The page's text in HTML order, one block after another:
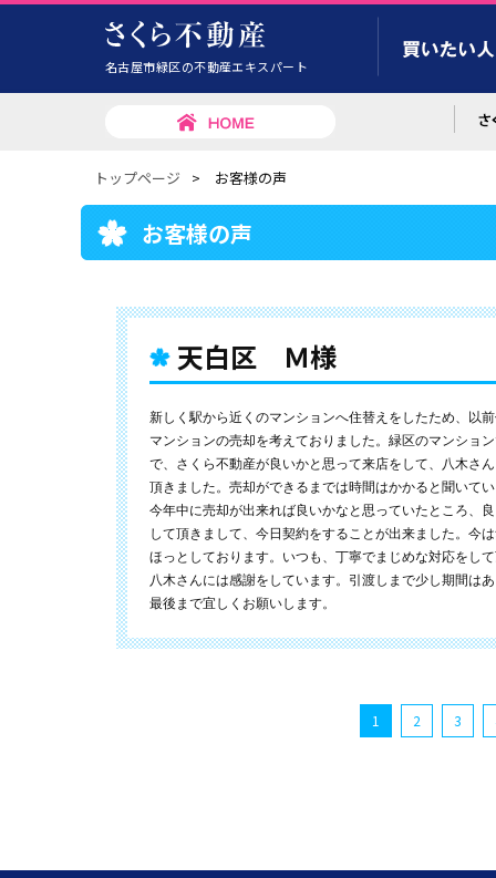
名古屋市緑区の不動産エキスパート
トップページ > お客様の声
お客様の声
天白区 Ｍ様
新しく駅から近くのマンションへ住替えをしたため、以
マンションの売却を考えておりました。緑区のマンショ
で、さくら不動産が良いかと思って来店をして、八木さ
頂きました。売却ができるまでは時間はかかると聞いて
今年中に売却が出来れば良いかなと思っていたところ、
して頂きまして、今日契約をすることが出来ました。今
ほっとしております。いつも、丁寧でまじめな対応をし
八木さんには感謝をしています。引渡しまで少し期間は
最後まで宜しくお願いします。
1 2 3